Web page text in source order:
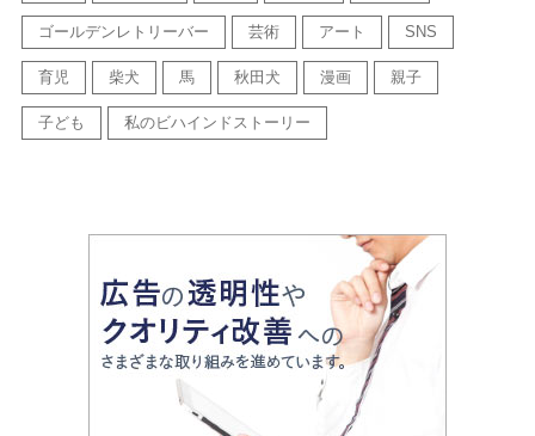
ゴールデンレトリーバー 芸術 アート SNS
育児 柴犬 馬 秋田犬 漫画 親子
子ども 私のビハインドストーリー